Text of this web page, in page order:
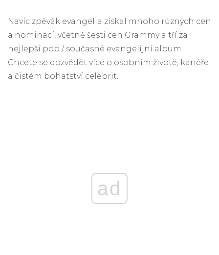
Navíc zpěvák evangelia získal mnoho různých cen
a nominací, včetně šesti cen Grammy a tří za
nejlepší pop / současné evangelijní album.
Chcete se dozvědět více o osobním životě, kariéře
a čistém bohatství celebrit.
ad